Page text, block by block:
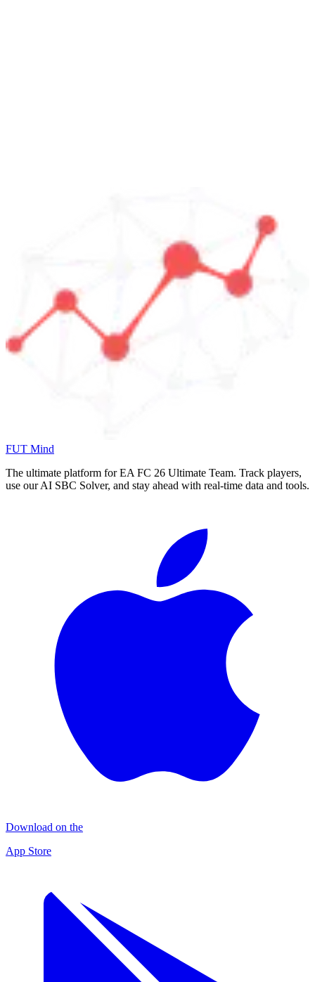
FUT Mind
The ultimate platform for EA FC 26 Ultimate Team. Track players,
use our AI SBC Solver, and stay ahead with real-time data and tools.
Download on the
App Store